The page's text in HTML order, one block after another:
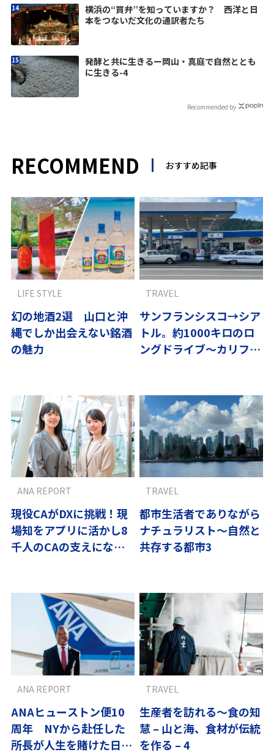
横浜の“買弁”を知っていますか？ 西洋と日
本をつないだ文化の通訳者たち
発酵と共に生きるー岡山・真庭で自然ととも
に生きる-4
Recommended by
RECOMMEND おすすめ記事
幻の地酒2選 山口と沖
縄でしか出会えない銘酒
の魅力
LIFE STYLE
サンフランシスコ→シア
トル。約1000キロのロ
ングドライブ〜カリフォ
TRAVEL
現役CAがDXに挑戦！現
場知をアプリに活かし8
千人のCAの支えになり
ANA REPORT
都市生活者でありながら
ナチュラリスト～自然と
共存する都市3
TRAVEL
ANAヒューストン便10
周年 NYから赴任した
所長が人生を賭けた日本
ANA REPORT
生産者を訪れる〜食の知
慧 – 山と海、食材が伝統
を作る – 4
TRAVEL